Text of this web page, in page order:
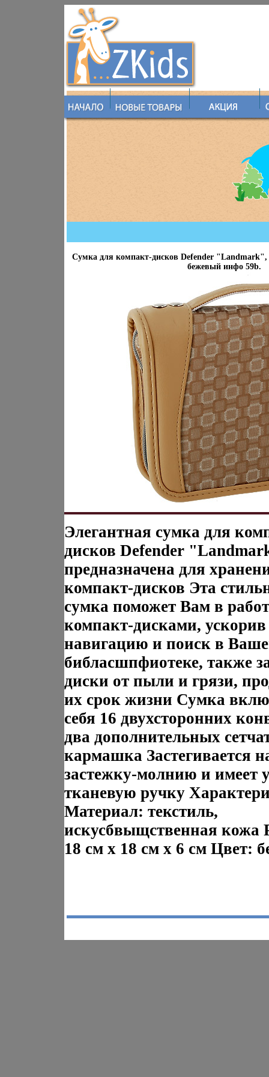
Сумка для компакт-дисков Defender
бежевый инфо 59b.
Элегантная сумка для
дисков Defender
предназначена для
компакт-дисков Эта
сумка поможет Вам в
компакт-дисками, ускорив
навигацию и поиск в
библасшпфиотеке, также
диски от пыли и грязи,
их срок жизни Сумка
себя 16 двухсторонних
два дополнительных
кармашка Застегивается
застежку-молнию и имеет
тканевую ручку
Материал: текстиль,
искусбвыщственная кожа
18 см х 18 см х 6 см Цвет: